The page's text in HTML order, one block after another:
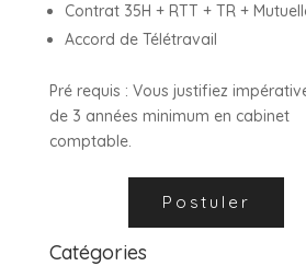
Contrat 35H + RTT + TR +
Accord de Télétravail
Pré requis : Vous justifiez
de 3 années minimum en cabinet
comptable.
Catégories